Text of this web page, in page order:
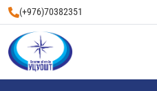
(+976)70382351